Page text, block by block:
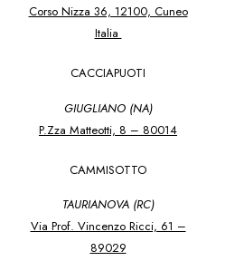
Corso Nizza 36, 12100, Cuneo
Italia
CACCIAPUOTI
GIUGLIANO (NA)
P.Zza Matteotti, 8 – 80014
CAMMISOTTO
TAURIANOVA (RC)
Via Prof. Vincenzo Ricci, 61 –
89029